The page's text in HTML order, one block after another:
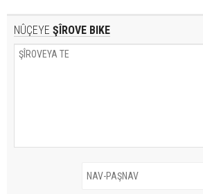
NÛÇEYE ŞÎROVE BIKE